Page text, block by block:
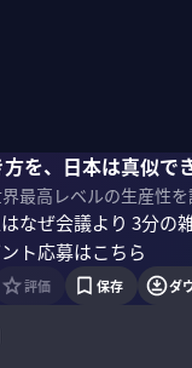
を、日本は真似で
佐々木紀彦
はなぜ会議より 3分の
ト応募はこちら
評価 保存 ダ